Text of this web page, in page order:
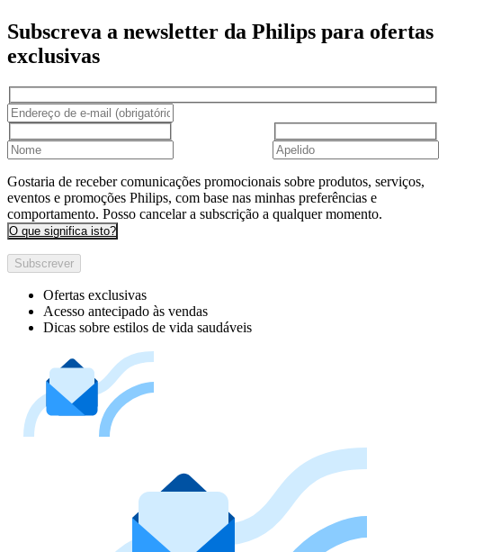
Subscreva a newsletter da Philips para ofertas
exclusivas
Gostaria de receber comunicações promocionais sobre produtos, serviços,
eventos e promoções Philips, com base nas minhas preferências e
comportamento. Posso cancelar a subscrição a qualquer momento.
O que significa isto?
Subscrever
Ofertas exclusivas
Acesso antecipado às vendas
Dicas sobre estilos de vida saudáveis